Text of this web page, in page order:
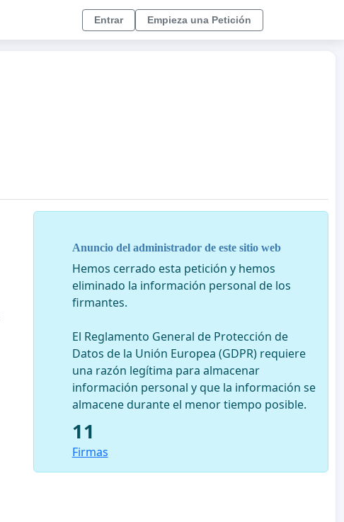
Entrar Empieza una Petición
Anuncio del administrador de este sitio web
Hemos cerrado esta petición y hemos
eliminado la información personal de los
firmantes.
El Reglamento General de Protección de
Datos de la Unión Europea (GDPR) requiere
una razón legítima para almacenar
información personal y que la información se
almacene durante el menor tiempo posible.
11
Firmas